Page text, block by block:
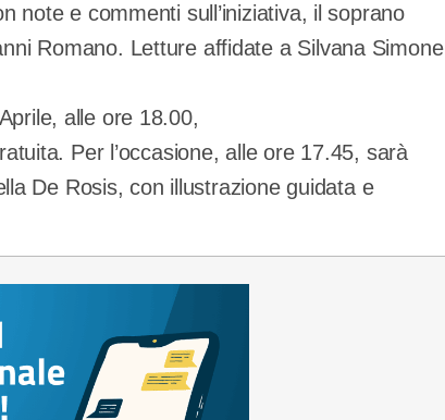
note e commenti sull’iniziativa, il soprano
Romano. Letture affidate a Silvana Simone
alle ore 18.00,
Per l’occasione, alle ore 17.45, sarà
De Rosis, con illustrazione guidata e